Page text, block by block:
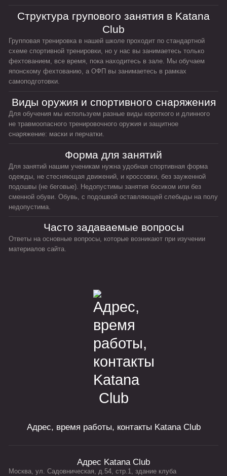
Структура групового занятия в Katana
Club
Групповая тренировка в нашей школе проходит по стандартной
схеме спортивной тренировки, но у нас вы занимаетесь только
фехтованием, все время, пока находитесь в зале. Мы обучаем
японскому фехтованию, а ОФП вы занимаетесь в рамках
самоподготовки.
Виды оружия и спортивного снаряжения
Для обучения мы используем разные виды короткого и длинного
не травмоопасного тренировочного оружия и защитное
снаряжение: маски и перчатки.
Форма для занятий
Для занятий нашим ученикам нужна удобная спортивная форма
одежды, не стесняющая движений, и кроссовки, без зауженной
подошвы (не беговые). Недопустимы занятия босиком или без
сменной обуви. Обувь, с подошвой оставляющей слебыды на полу
недопустима.
Часто задаваемые вопросы
Ответы на основные вопросы, которые возникают при изучении
материалов сайта.
Адрес, время работы, контакты Katana Club
Адрес Katana Club
Москва, ул. Садовническая, д.54, стр.1, здание клуба